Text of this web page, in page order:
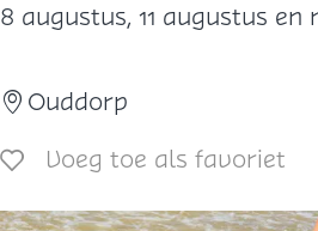
g
c
e
8 augustus, 11 augustus en
Ouddorp
Voeg toe als favoriet